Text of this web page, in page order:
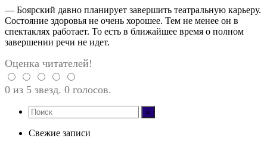
— Боярский давно планирует завершить театральную карьеру.
Состояние здоровья не очень хорошее. Тем не менее он в
спектаклях работает. То есть в ближайшее время о полном
завершении речи не идет.
Оценка читателей!
0 из 5 звезд. 0 голосов.
Свежие записи